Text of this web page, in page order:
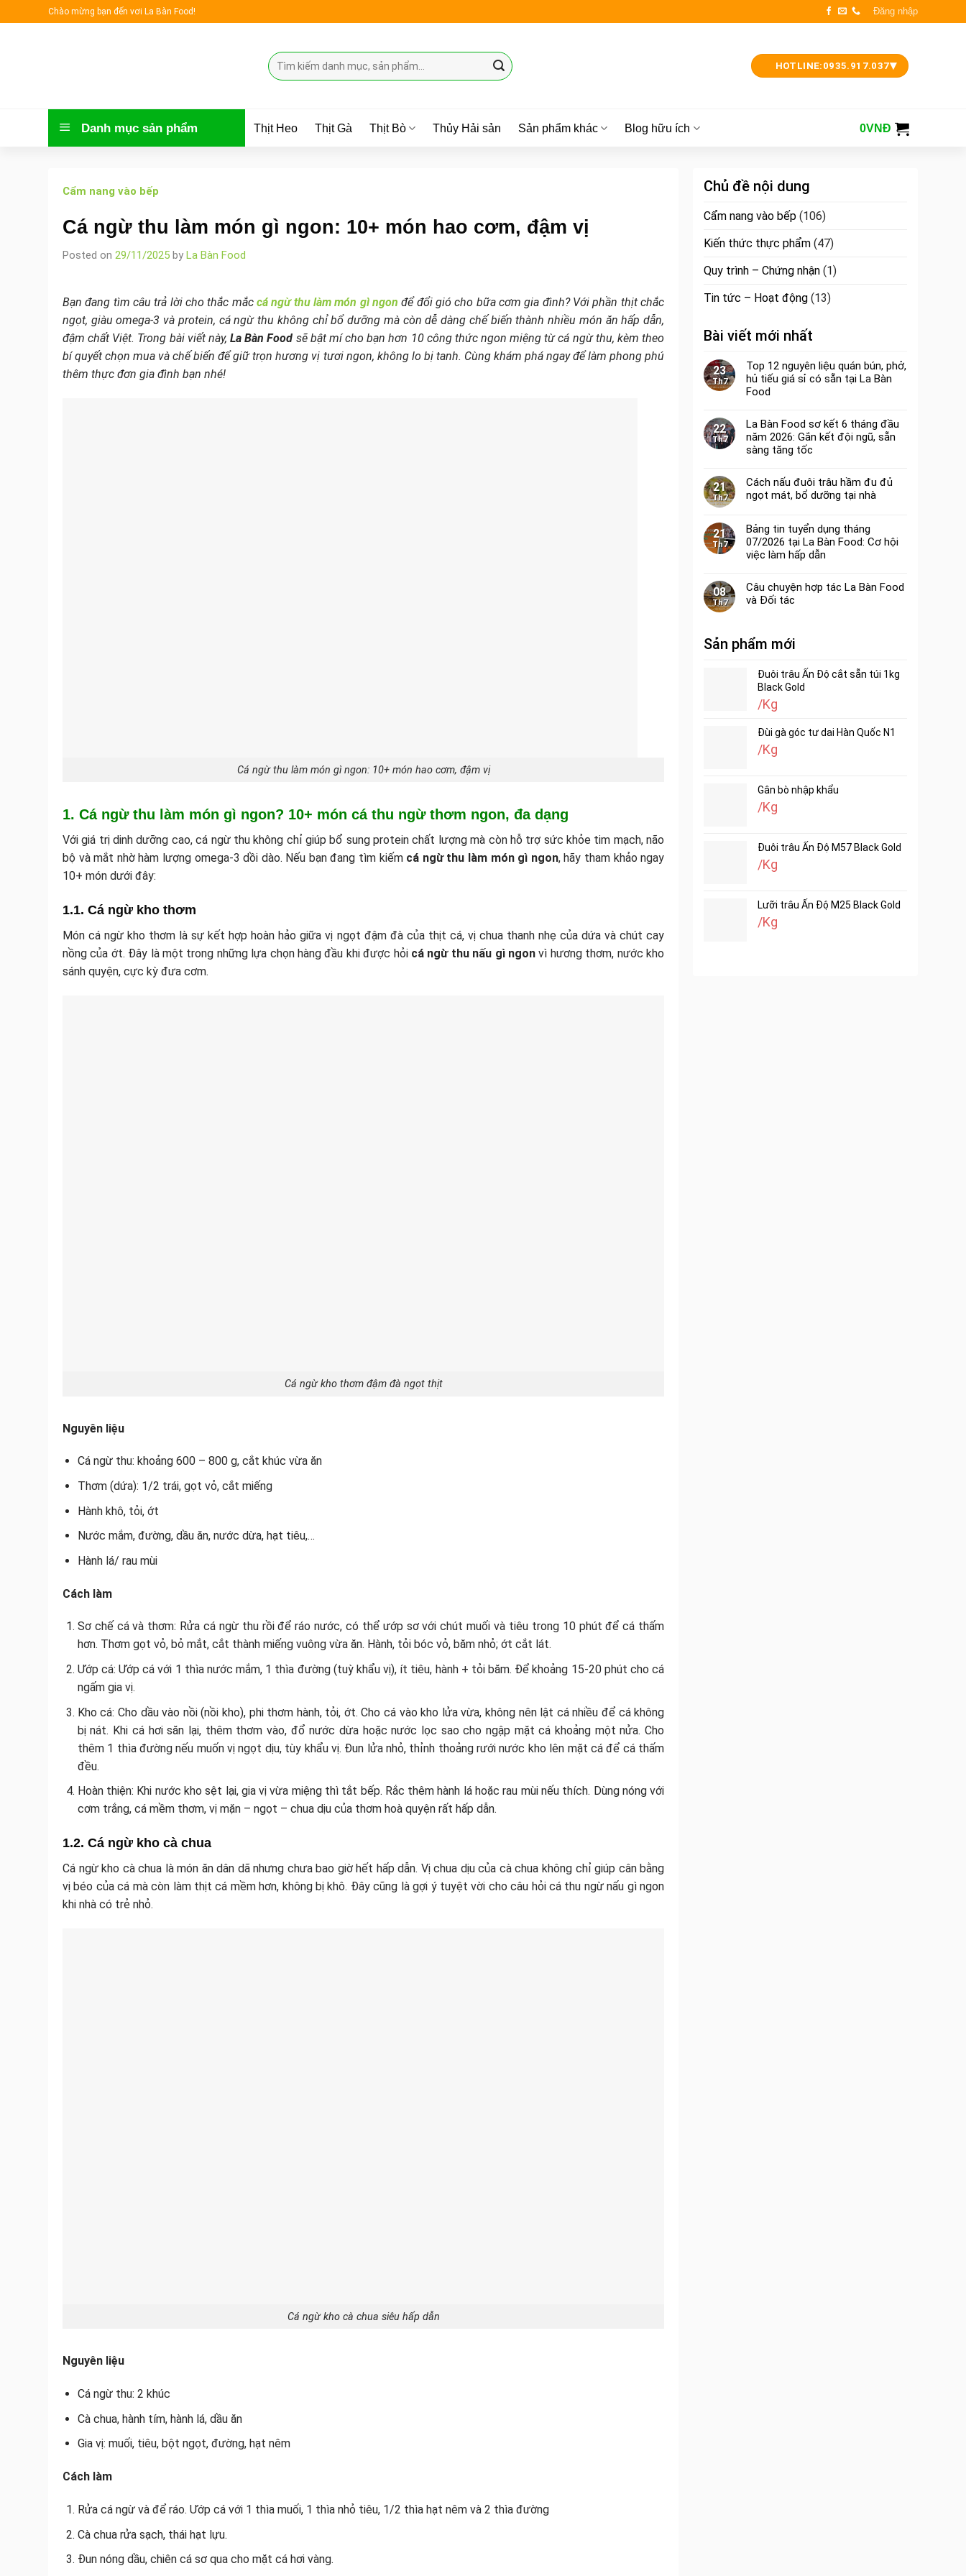
to
Chào mừng bạn đến vơi La Bàn Food! Đăng nhập
Tìm
kiếm:
HOTLINE: 0935.917.037▾
Danh mục sản phẩm Thịt Heo Thịt Gà Thịt Bò Thủy Hải sản Sản phẩm khác Blog hữu ích 0VNĐ
Cẩm nang vào bếp
Cá ngừ thu làm món gì ngon: 10+ món hao cơm, đậm vị
Posted on 29/11/2025 by La Bàn Food
Bạn đang tìm câu trả lời cho thắc mắccá ngừ thu làm món gì ngon để đổi gió cho bữa cơm gia đình? Với phần thịt chắc
ngọt, giàu omega-3 và protein, cá ngừ thu không chỉ bổ dưỡng mà còn dễ dàng chế biến thành nhiều món ăn hấp dẫn,
đậm chất Việt. Trong bài viết này,La Bàn Food sẽ bật mí cho bạn hơn 10 công thức ngon miệng từ cá ngừ thu, kèm theo
bí quyết chọn mua và chế biến để giữ trọn hương vị tươi ngon, không lo bị tanh. Cùng khám phá ngay để làm phong phú
thêm thực đơn gia đình bạn nhé!
Cá ngừ thu làm món gì ngon: 10+ món hao cơm, đậm vị
1. Cá ngừ thu làm món gì ngon? 10+ món cá thu ngừ thơm ngon, đa dạng
Với giá trị dinh dưỡng cao, cá ngừ thu không chỉ giúp bổ sung protein chất lượng mà còn hỗ trợ sức khỏe tim mạch, não
bộ và mắt nhờ hàm lượng omega-3 dồi dào. Nếu bạn đang tìm kiếm cá ngừ thu làm món gì ngon, hãy tham khảo ngay
10+ món dưới đây:
1.1. Cá ngừ kho thơm
Món cá ngừ kho thơm là sự kết hợp hoàn hảo giữa vị ngọt đậm đà của thịt cá, vị chua thanh nhẹ của dứa và chút cay
nồng của ớt. Đây là một trong những lựa chọn hàng đầu khi được hỏi cá ngừ thu nấu gì ngon vì hương thơm, nước kho
sánh quyện, cực kỳ đưa cơm.
Cá ngừ kho thơm đậm đà ngọt thịt
Nguyên liệu
Cá ngừ thu: khoảng 600 – 800 g, cắt khúc vừa ăn
Thơm (dứa): 1/2 trái, gọt vỏ, cắt miếng
Hành khô, tỏi, ớt
Nước mắm, đường, dầu ăn, nước dừa, hạt tiêu,…
Hành lá/ rau mùi
Cách làm
Sơ chế cá và thơm: Rửa cá ngừ thu rồi để ráo nước, có thể ướp sơ với chút muối và tiêu trong 10 phút để cá thấm
hơn. Thơm gọt vỏ, bỏ mắt, cắt thành miếng vuông vừa ăn. Hành, tỏi bóc vỏ, băm nhỏ; ớt cắt lát.
Ướp cá: Ướp cá với 1 thìa nước mắm, 1 thìa đường (tuỳ khẩu vị), ít tiêu, hành + tỏi băm. Để khoảng 15-20 phút cho cá
ngấm gia vị.
Kho cá: Cho dầu vào nồi (nồi kho), phi thơm hành, tỏi, ớt. Cho cá vào kho lửa vừa, không nên lật cá nhiều để cá không
bị nát. Khi cá hơi săn lại, thêm thơm vào, đổ nước dừa hoặc nước lọc sao cho ngập mặt cá khoảng một nửa. Cho
thêm 1 thìa đường nếu muốn vị ngọt dịu, tùy khẩu vị. Đun lửa nhỏ, thỉnh thoảng rưới nước kho lên mặt cá để cá thấm
đều.
Hoàn thiện: Khi nước kho sệt lại, gia vị vừa miệng thì tắt bếp. Rắc thêm hành lá hoặc rau mùi nếu thích. Dùng nóng với
cơm trắng, cá mềm thơm, vị mặn – ngọt – chua dịu của thơm hoà quyện rất hấp dẫn.
1.2. Cá ngừ kho cà chua
Cá ngừ kho cà chua là món ăn dân dã nhưng chưa bao giờ hết hấp dẫn. Vị chua dịu của cà chua không chỉ giúp cân bằng
vị béo của cá mà còn làm thịt cá mềm hơn, không bị khô. Đây cũng là gợi ý tuyệt vời cho câu hỏi cá thu ngừ nấu gì ngon
khi nhà có trẻ nhỏ.
Cá ngừ kho cà chua siêu hấp dẫn
Nguyên liệu
Cá ngừ thu: 2 khúc
Cà chua, hành tím, hành lá, dầu ăn
Gia vị: muối, tiêu, bột ngọt, đường, hạt nêm
Cách làm
Rửa cá ngừ và để ráo. Ướp cá với 1 thìa muối, 1 thìa nhỏ tiêu, 1/2 thìa hạt nêm và 2 thìa đường
Cà chua rửa sạch, thái hạt lựu.
Đun nóng dầu, chiên cá sơ qua cho mặt cá hơi vàng.
Chủ đề nội dung
Cẩm nang vào bếp (106)
Kiến thức thực phẩm (47)
Quy trình – Chứng nhận (1)
Tin tức – Hoạt động (13)
Bài viết mới nhất
23
Th7
Top 12 nguyên liệu quán bún, phở,
hủ tiếu giá sỉ có sẵn tại La Bàn
Food
22
Th7
La Bàn Food sơ kết 6 tháng đầu
năm 2026: Gắn kết đội ngũ, sẵn
sàng tăng tốc
21
Th7
Cách nấu đuôi trâu hầm đu đủ
ngọt mát, bổ dưỡng tại nhà
21
Th7
Bảng tin tuyển dụng tháng
07/2026 tại La Bàn Food: Cơ hội
việc làm hấp dẫn
08
Th7
Câu chuyện hợp tác La Bàn Food
và Đối tác
Sản phẩm mới
Đuôi trâu Ấn Độ cắt sẵn túi 1kg
Black Gold
/Kg
Đùi gà góc tư dai Hàn Quốc N1
/Kg
Gân bò nhập khẩu
/Kg
Đuôi trâu Ấn Độ M57 Black Gold
/Kg
Lưỡi trâu Ấn Độ M25 Black Gold
/Kg